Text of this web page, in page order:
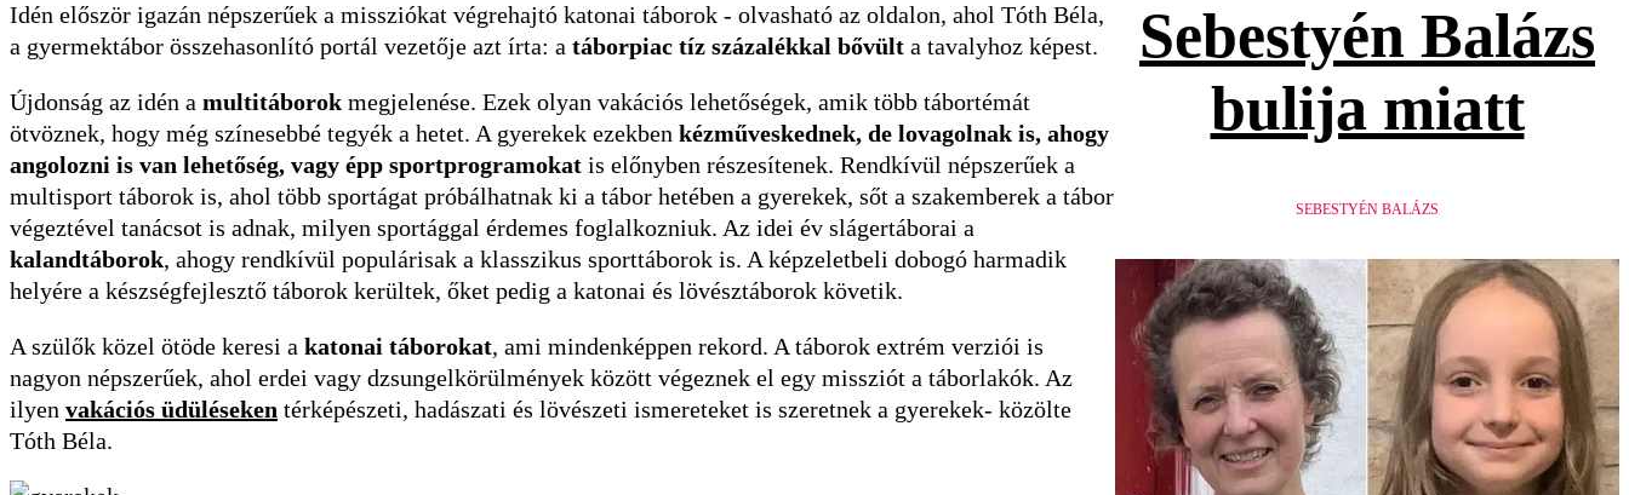
Idén először igazán népszerűek a missziókat végrehajtó katonai táborok - olvasható az oldalon, ahol Tóth Béla,
a gyermektábor összehasonlító portál vezetője azt írta: a táborpiac tíz százalékkal bővült a tavalyhoz képest.
Újdonság az idén a multitáborok megjelenése. Ezek olyan vakációs lehetőségek, amik több tábortémát
ötvöznek, hogy még színesebbé tegyék a hetet. A gyerekek ezekben kézműveskednek, de lovagolnak is, ahogy
angolozni is van lehetőség, vagy épp sportprogramokat is előnyben részesítenek. Rendkívül népszerűek a
multisport táborok is, ahol több sportágat próbálhatnak ki a tábor hetében a gyerekek, sőt a szakemberek a tábor
végeztével tanácsot is adnak, milyen sportággal érdemes foglalkozniuk. Az idei év slágertáborai a
kalandtáborok, ahogy rendkívül populárisak a klasszikus sporttáborok is. A képzeletbeli dobogó harmadik
helyére a készségfejlesztő táborok kerültek, őket pedig a katonai és lövésztáborok követik.
A szülők közel ötöde keresi a katonai táborokat, ami mindenképpen rekord. A táborok extrém verziói is
nagyon népszerűek, ahol erdei vagy dzsungelkörülmények között végeznek el egy missziót a táborlakók. Az
ilyen vakációs üdüléseken térképészeti, hadászati és lövészeti ismereteket is szeretnek a gyerekek- közölte
Tóth Béla.
Sebestyén Balázs
bulija miatt
SEBESTYÉN BALÁZS